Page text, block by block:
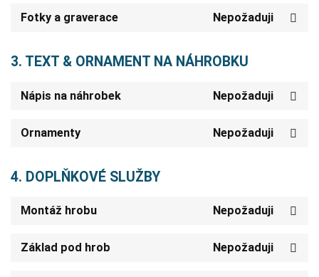
Fotky a graverace Nepožaduji
3. TEXT & ORNAMENT NA NÁHROBKU
Nápis na náhrobek Nepožaduji
Ornamenty Nepožaduji
4. DOPLŇKOVÉ SLUŽBY
Montáž hrobu Nepožaduji
Základ pod hrob Nepožaduji